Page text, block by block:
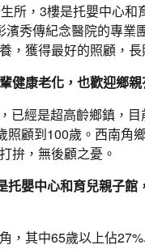
所，3樓是托嬰中心
秀傳紀念醫院的專
，獲得最好的照顧，
健康老化，也歡迎鄉
已經是超高齡鄉鎮，
顧到100歲。西南角
拚，無後顧之憂。
嬰中心和育兒親子
，其中65歲以上佔